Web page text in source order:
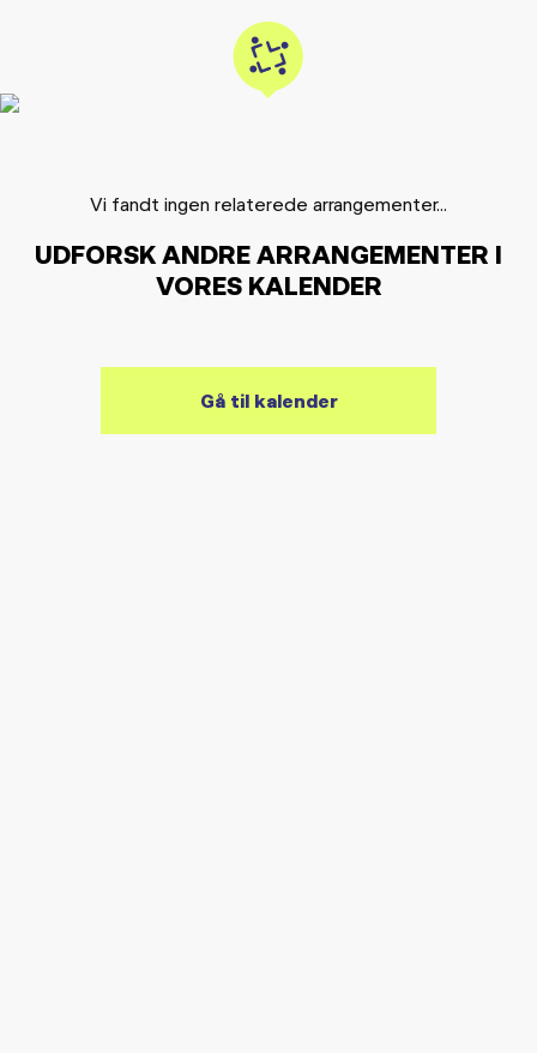
Vi fandt ingen relaterede arrangementer...
UDFORSK ANDRE ARRANGEMENTER I
VORES KALENDER
Gå til kalender